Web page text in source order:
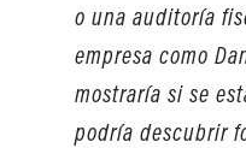
o una auditoría
empresa como
mostraría si se
podría descubrir